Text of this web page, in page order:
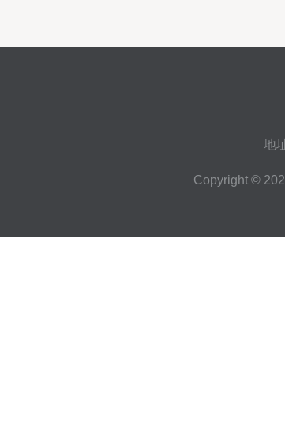
地
Copyright ©